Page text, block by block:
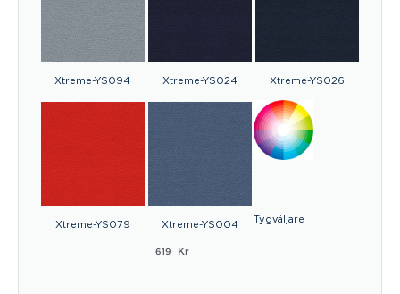
Xtreme-YS094 Xtreme-YS024 Xtreme-YS026
Xtreme-YS079 Xtreme-YS004
619 Kr
Tygväljare